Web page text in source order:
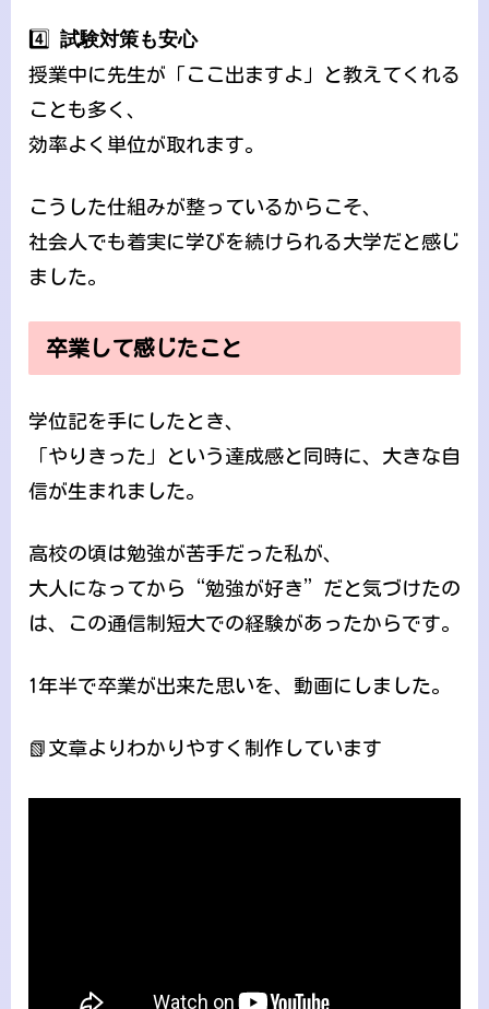
4️⃣ 試験対策も安心
授業中に先生が「ここ出ますよ」と教えてくれる
ことも多く、
効率よく単位が取れます。
こうした仕組みが整っているからこそ、
社会人でも着実に学びを続けられる大学だと感じ
ました。
卒業して感じたこと
学位記を手にしたとき、
「やりきった」という達成感と同時に、大きな自
信が生まれました。
高校の頃は勉強が苦手だった私が、
大人になってから“勉強が好き”だと気づけたの
は、この通信制短大での経験があったからです。
1年半で卒業が出来た思いを、動画にしました。
📗文章よりわかりやすく制作しています